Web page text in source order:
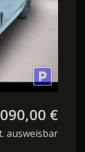
€
ausweisbar